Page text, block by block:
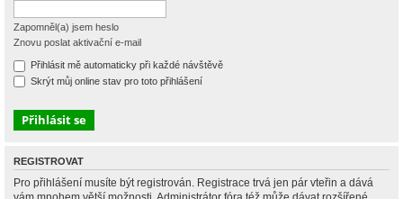
Zapomněl(a) jsem heslo
Znovu poslat aktivační e-mail
Přihlásit mě automaticky při každé návštěvě
Skrýt můj online stav pro toto přihlášení
REGISTROVAT
Pro přihlášení musíte být registrován. Registrace trvá jen pár vteřin a dává